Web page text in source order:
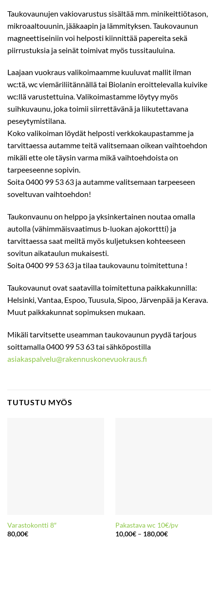
Taukovaunujen vakiovarustus sisältää mm. minikeittiötason,
mikroaaltouunin, jääkaapin ja lämmityksen. Taukovaunun
magneettiseiniin voi helposti kiinnittää papereita sekä
piirrustuksia ja seinät toimivat myös tussitauluina.
Laajaan vuokraus valikoimaamme kuuluvat mallit ilman
wc:tä, wc viemäriliitännällä tai Biolanin eroittelevalla kuivike
wc:llä varustettuina. Valikoimastamme löytyy myös
suihkuvaunu, joka toimii siirrettävänä ja liikutettavana
peseytymistilana.
Koko valikoiman löydät helposti verkkokaupastamme ja
tarvittaessa autamme teitä valitsemaan oikean vaihtoehdon
mikäli ette ole täysin varma mikä vaihtoehdoista on
tarpeeseenne sopivin.
Soita 0400 99 53 63 ja autamme valitsemaan tarpeeseen
soveltuvan vaihtoehdon!
Taukonvaunu on helppo ja yksinkertainen noutaa omalla
autolla (vähimmäisvaatimus b-luokan ajokorttti) ja
tarvittaessa saat meiltä myös kuljetuksen kohteeseen
sovitun aikataulun mukaisesti.
Soita 0400 99 53 63 ja tilaa taukovaunu toimitettuna !
Taukovaunut ovat saatavilla toimitettuna paikkakunnilla:
Helsinki, Vantaa, Espoo, Tuusula, Sipoo, Järvenpää ja Kerava.
Muut paikkakunnat sopimuksen mukaan.
Mikäli tarvitsette useamman taukovaunun pyydä tarjous
soittamalla 0400 99 53 63 tai sähköpostilla
asiakaspalvelu@rakennuskonevuokraus.fi
TUTUSTU MYÖS
Varastokontti 8″
80,00€
Pakastava wc 10€/pv
10,00€ – 180,00€Hintaluokka: